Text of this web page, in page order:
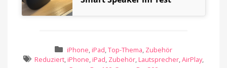
iPhone, iPad,Top-Thema, Zubehör
Reduziert, iPhone, iPad, Zubehör, Lautsprecher,AirPlay,